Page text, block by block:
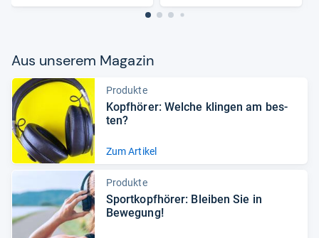
Aus unse­rem Maga­zin
Produkte
Kopf­hö­rer: Wel­che klin­gen am bes­
ten?
Zum Artikel
Produkte
Sport­kopf­hö­rer: Blei­ben Sie in
Bewe­gung!